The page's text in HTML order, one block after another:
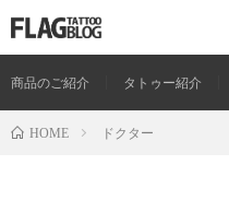
商品のご紹介 タトゥー紹介
HOME ドクター